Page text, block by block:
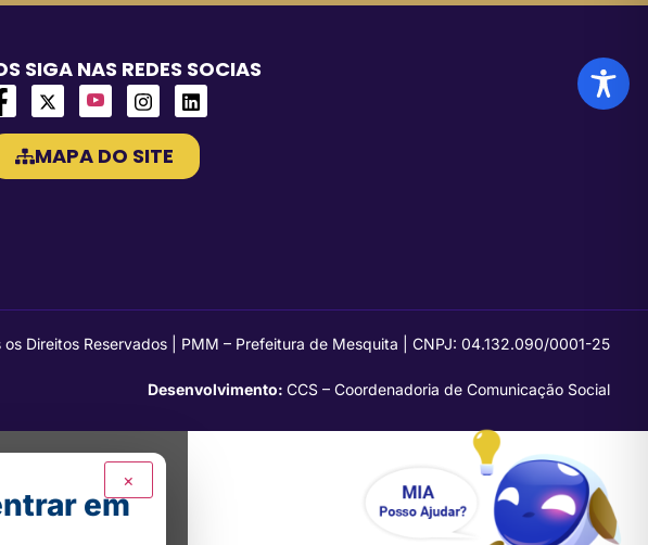
SIGA NAS REDES SOCIAS
MAPA DO SITE
Direitos Reservados | PMM – Prefeitura de Mesquita | CNPJ: 04.132.090/0001-25
Desenvolvimento:CCS – Coordenadoria de Comunicação Social
×
em